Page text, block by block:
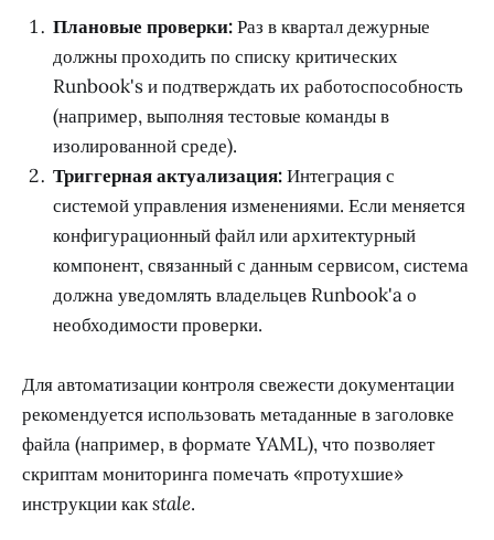
Плановые проверки:Раз в квартал дежурные
должны проходить по списку критических
Runbook's и подтверждать их работоспособность
(например, выполняя тестовые команды в
изолированной среде).
Триггерная актуализация:Интеграция с
системой управления изменениями. Если меняется
конфигурационный файл или архитектурный
компонент, связанный с данным сервисом, система
должна уведомлять владельцев Runbook'a о
необходимости проверки.
Для автоматизации контроля свежести документации
рекомендуется использовать метаданные в заголовке
файла (например, в формате YAML), что позволяет
скриптам мониторинга помечать «протухшие»
инструкции какstale.